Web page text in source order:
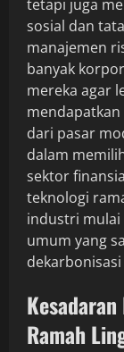
tetapi juga
sosial dan
manajemen
banyak
mereka agar
dari pasar
dalam
sektor
teknologi
industri
umum yang
Ramah